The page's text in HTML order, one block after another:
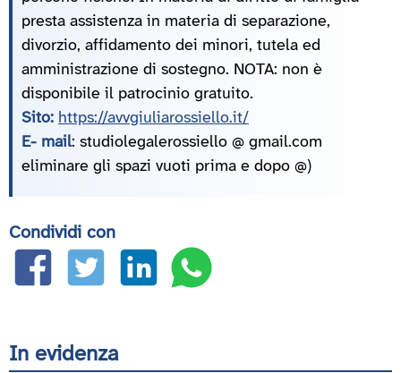
presta assistenza in materia di separazione,
divorzio, affidamento dei minori, tutela ed
amministrazione di sostegno. NOTA: non è
disponibile il patrocinio gratuito.
Sito: https://avvgiuliarossiello.it/
E- mail: studiolegalerossiello @ gmail.com
eliminare gli spazi vuoti prima e dopo @)
Condividi con
In evidenza